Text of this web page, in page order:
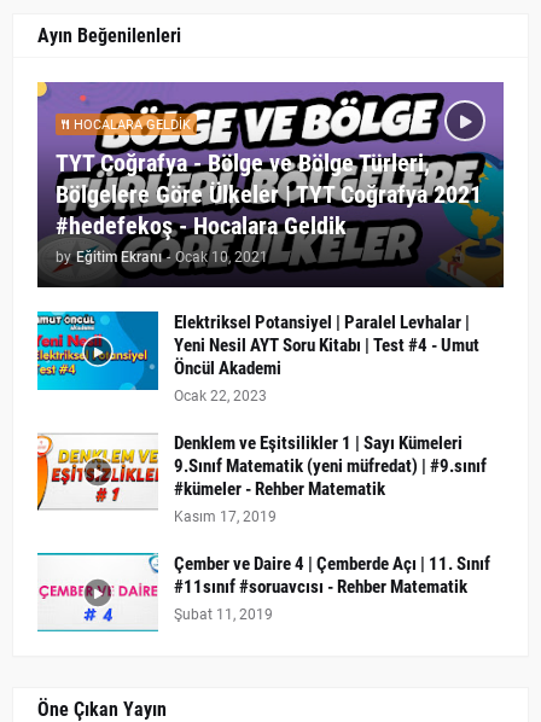
Ayın Beğenilenleri
HOCALARA GELDIK
TYT Coğrafya - Bölge ve Bölge Türleri,
Bölgelere Göre Ülkeler | TYT Coğrafya 2021
#hedefekoş - Hocalara Geldik
by Eğitim Ekranı - Ocak 10, 2021
Elektriksel Potansiyel | Paralel Levhalar |
Yeni Nesil AYT Soru Kitabı | Test #4 - Umut
Öncül Akademi
Ocak 22, 2023
Denklem ve Eşitsilikler 1 | Sayı Kümeleri
9.Sınıf Matematik (yeni müfredat) | #9.sınıf
#kümeler - Rehber Matematik
Kasım 17, 2019
Çember ve Daire 4 | Çemberde Açı | 11. Sınıf
#11sınıf #soruavcısı - Rehber Matematik
Şubat 11, 2019
Öne Çıkan Yayın